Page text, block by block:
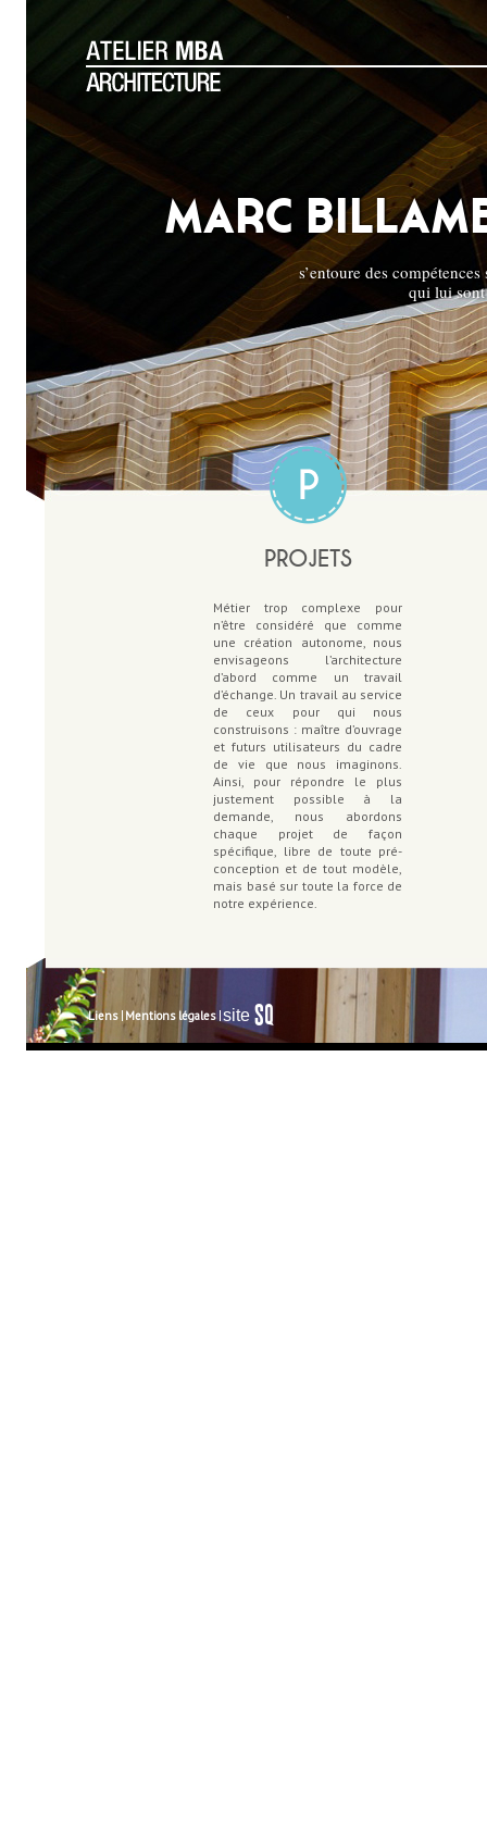
2 3 4 5
MARC
s’entoure des
qui lui sont
PROJETS
Métier trop complexe pour
n’être considéré que comme
une création autonome, nous
envisageons l’architecture
d’abord comme un travail
d’échange. Un travail au service
de ceux pour qui nous
construisons : maître d’ouvrage
et futurs utilisateurs du cadre
de vie que nous imaginons.
Ainsi, pour répondre le plus
justement possible à la
demande, nous abordons
chaque projet de façon
spécifique, libre de toute pré-
conception et de tout modèle,
mais basé sur toute la force de
notre expérience.
Liens Mentions légales site S
é
q
uaNe